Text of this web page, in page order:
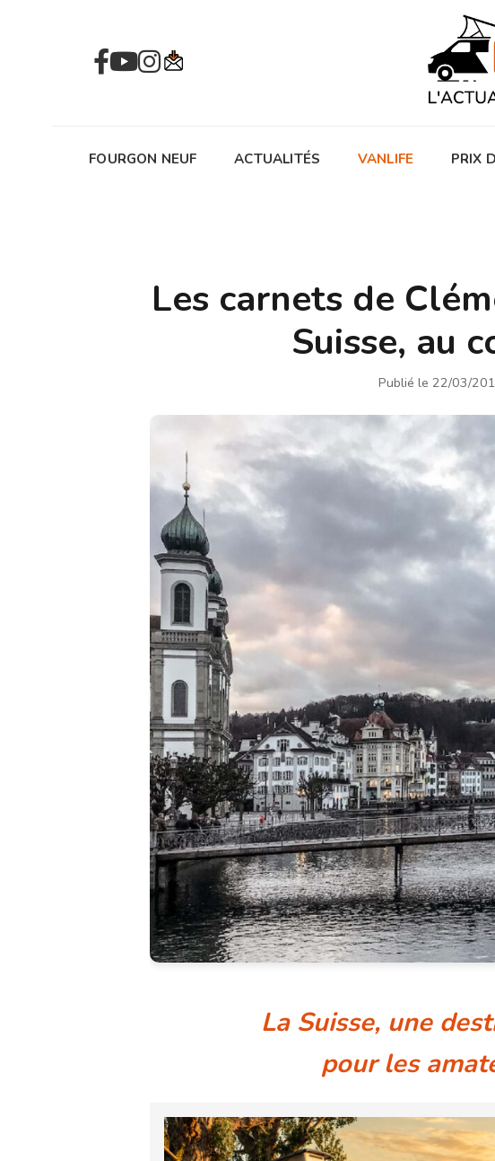
FOURGON NEUF ACTUALITÉS VANLIFE PRIX
Les carnets de
Suisse, au
Publié le 22/03/
La Suisse, une
pour les